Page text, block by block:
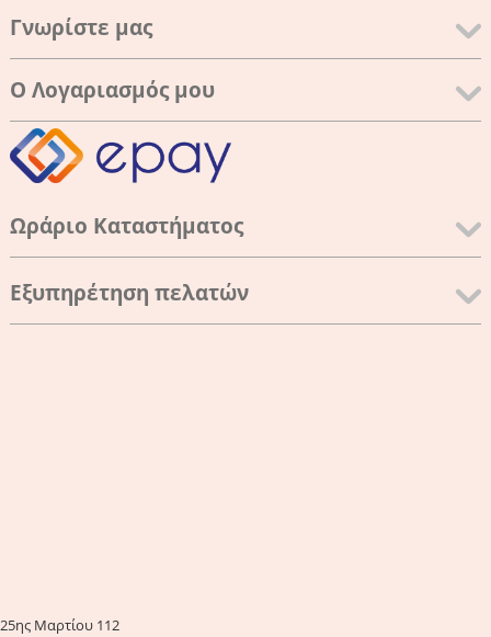
Γνωρίστε μας
Ο Λογαριασμός μου
Ωράριο Καταστήματος
Εξυπηρέτηση πελατών
25ης Μαρτίου 112